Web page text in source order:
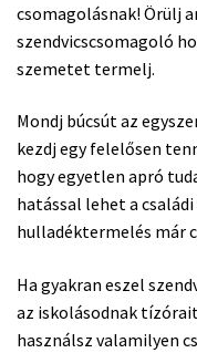
csomagolásnak! Örülj
szendvicscsomagoló
szemetet termelj.
Mondj búcsút az
kezdj egy felelősen
hogy egyetlen apró
hatással lehet a
hulladéktermelés már
Ha gyakran eszel
az iskolásodnak
használsz valamilyen